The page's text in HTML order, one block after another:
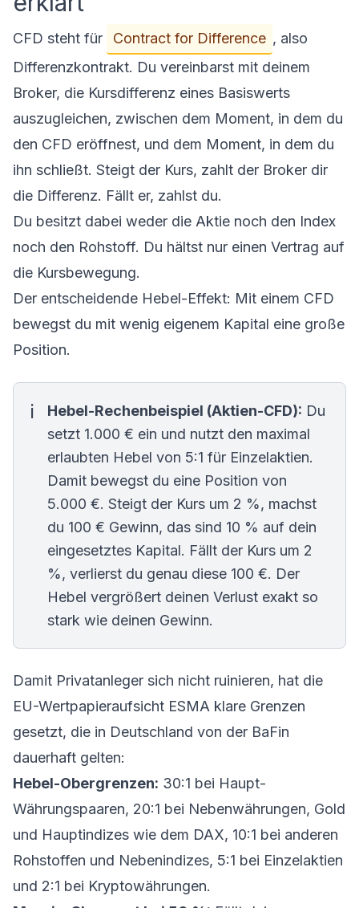
CFD steht für Contract for Difference , also
Differenzkontrakt. Du vereinbarst mit deinem
Broker, die Kursdifferenz eines Basiswerts
auszugleichen, zwischen dem Moment, in dem du
den CFD eröffnest, und dem Moment, in dem du
ihn schließt. Steigt der Kurs, zahlt der Broker dir
die Differenz. Fällt er, zahlst du.
Du besitzt dabei weder die Aktie noch den Index
noch den Rohstoff. Du hältst nur einen Vertrag auf
die Kursbewegung.
Der entscheidende Hebel-Effekt: Mit einem CFD
bewegst du mit wenig eigenem Kapital eine große
Position.
Hebel-Rechenbeispiel (Aktien-CFD): Du
setzt 1.000 € ein und nutzt den maximal
erlaubten Hebel von 5:1 für Einzelaktien.
Damit bewegst du eine Position von
5.000 €. Steigt der Kurs um 2 %, machst
du 100 € Gewinn, das sind 10 % auf dein
eingesetztes Kapital. Fällt der Kurs um 2
%, verlierst du genau diese 100 €. Der
Hebel vergrößert deinen Verlust exakt so
stark wie deinen Gewinn.
Damit Privatanleger sich nicht ruinieren, hat die
EU-Wertpapieraufsicht ESMA klare Grenzen
gesetzt, die in Deutschland von der BaFin
dauerhaft gelten:
Hebel-Obergrenzen: 30:1 bei Haupt-
Währungspaaren, 20:1 bei Nebenwährungen, Gold
und Hauptindizes wie dem DAX, 10:1 bei anderen
Rohstoffen und Nebenindizes, 5:1 bei Einzelaktien
und 2:1 bei Kryptowährungen.